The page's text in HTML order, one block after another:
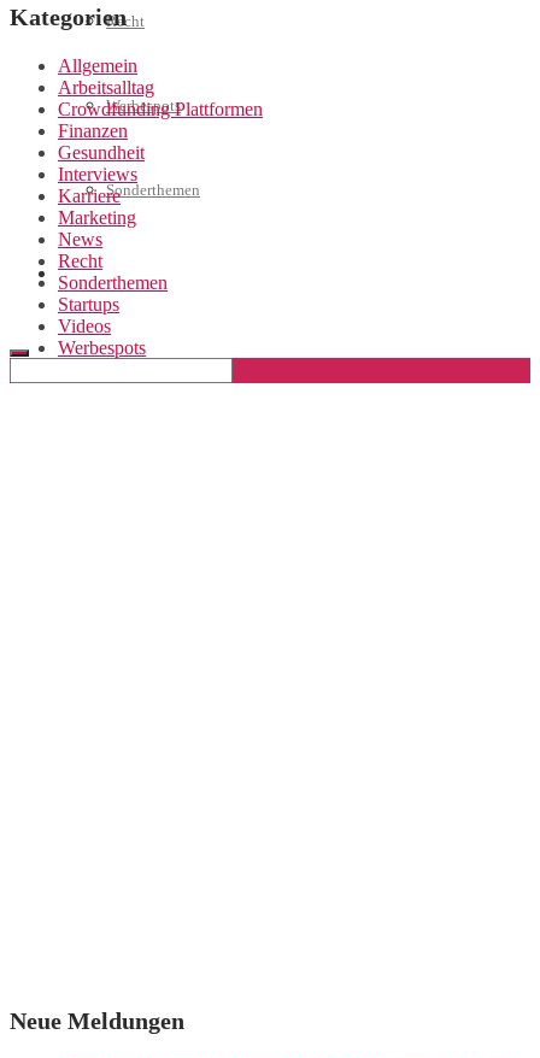
Recht
Werbespots
Sonderthemen
Geschäftskonto eröffnen
Kategorien
Allgemein
Arbeitsalltag
Crowdfunding Plattformen
Finanzen
Gesundheit
Interviews
Karriere
Marketing
News
Recht
Sonderthemen
Startups
Videos
Werbespots
Neue Meldungen